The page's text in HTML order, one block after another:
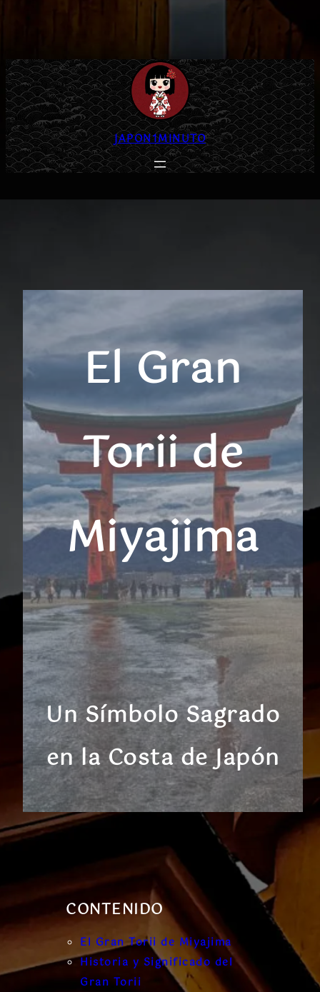
JAPON1MINUTO
El Gran
Torii de
Miyajima
Un Símbolo Sagrado
en la Costa de Japón
CONTENIDO
El Gran Torii de Miyajima
Historia y Significado del
Gran Torii